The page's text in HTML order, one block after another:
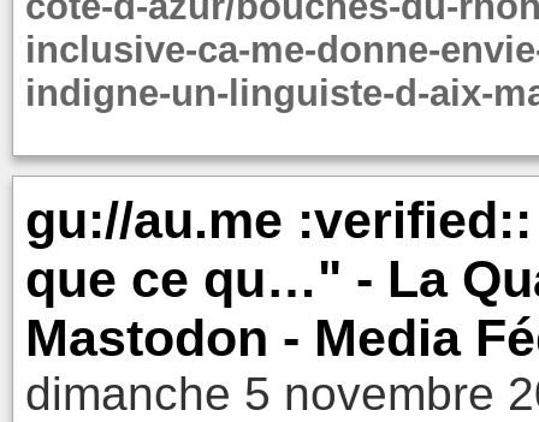
inclusive-ca-me-donne-
indigne-un-linguiste-d-aix-
gu://au.me
que ce qu…" - La
Mastodon - Media
dimanche 5 novembre